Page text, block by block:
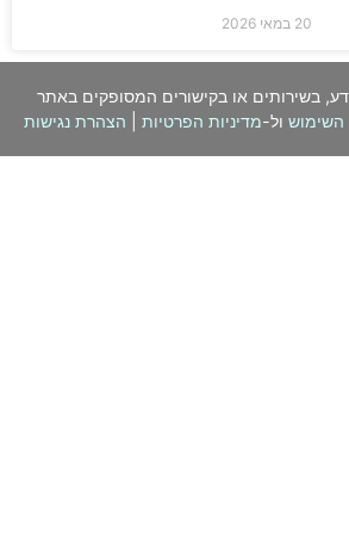
או בקישורים המסופקים באתר
ול- מדיניות הפרטיות|הצהרת נגישות